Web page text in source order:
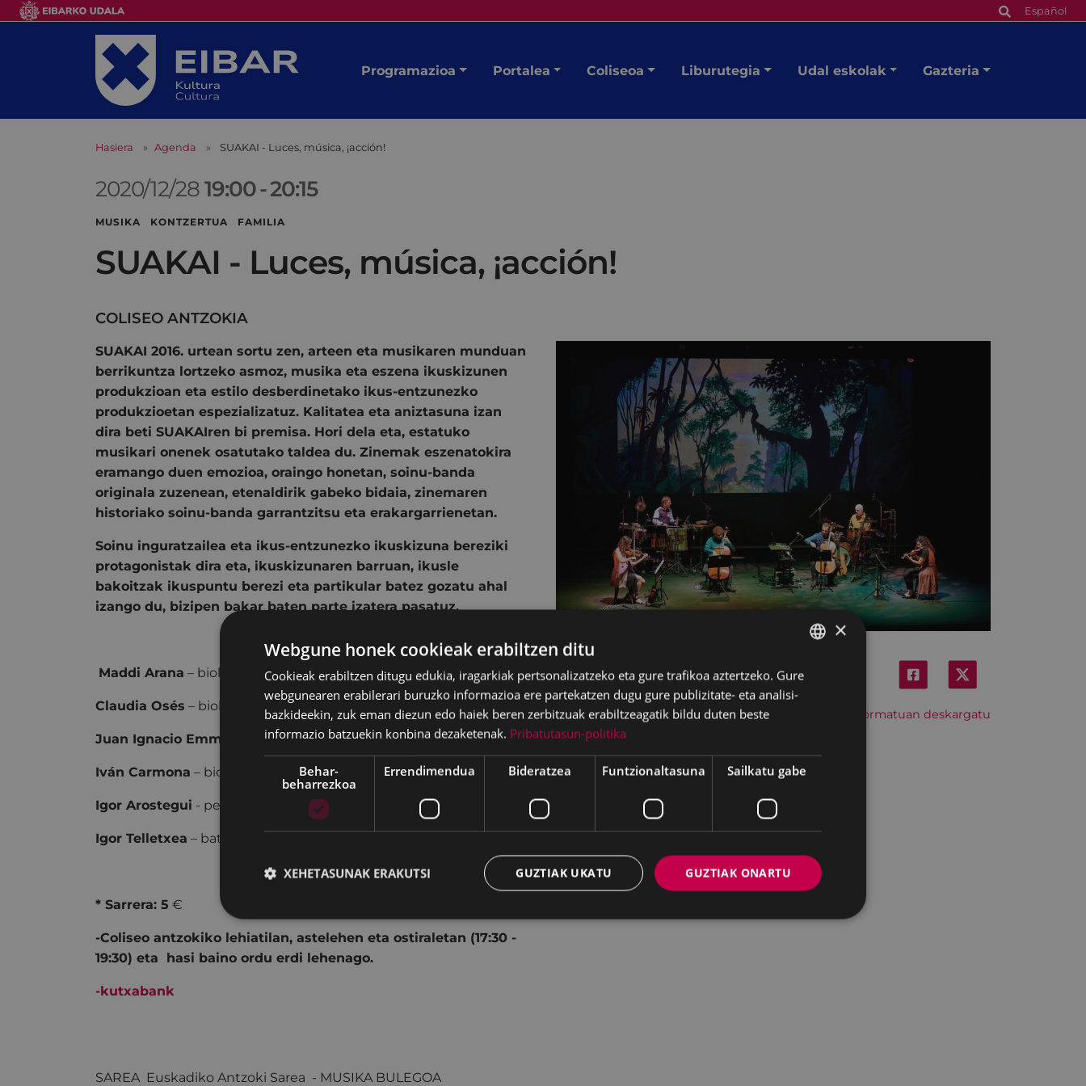
Español
Programazioa Portalea Coliseoa Liburutegia Udal eskolak Gazteria
Hasiera Agenda SUAKAI - Luces, música, ¡acción!
2020/12/2819:00-20:15
MUSIKA KONTZERTUA FAMILIA
SUAKAI - Luces, música, ¡acción!
COLISEO ANTZOKIA
Hitzordu hau iCal formatuan deskargatu
SUAKAI 2016. urtean sortu zen, arteen eta musikaren munduan
berrikuntza lortzeko asmoz, musika eta eszena ikuskizunen
produkzioan eta estilo desberdinetako ikus-entzunezko
produkzioetan espezializatuz. Kalitatea eta aniztasuna izan
dira beti SUAKAIren bi premisa. Hori dela eta, estatuko
musikari onenek osatutako taldea du. Zinemak eszenatokira
eramango duen emozioa, oraingo honetan, soinu-banda
originala zuzenean, etenaldirik gabeko bidaia, zinemaren
historiako soinu-banda garrantzitsu eta erakargarrienetan.
Soinu inguratzailea eta ikus-entzunezko ikuskizuna bereziki
protagonistak dira eta, ikuskizunaren barruan, ikusle
bakoitzak ikuspuntu berezi eta partikular batez gozatu ahal
izango du, bizipen bakar baten parte izatera pasatuz.
Maddi Arana – biolina
Claudia Osés – biolina, mandolina
Juan Ignacio Emme- biolontxeloa
Iván Carmona – biolontxeloa, flautak, duduk, gitarrak, teklatua
Igor Arostegui - perkusio sinfonikoa
Igor Telletxea – batería, tronboia
* Sarrera: 5 €
-Coliseo antzokiko lehiatilan, astelehen eta ostiraletan (17:30 -
19:30) eta hasi baino ordu erdi lehenago.
-kutxabank
SAREA Euskadiko Antzoki Sarea - MUSIKA BULEGOA
BASQUE
SPANISH
×
Webgune honek cookieak erabiltzen ditu
Cookieak erabiltzen ditugu edukia, iragarkiak pertsonalizatzeko eta gure trafikoa aztertzeko. Gure
webgunearen erabilerari buruzko informazioa ere partekatzen dugu gure publizitate- eta analisi-
bazkideekin, zuk eman diezun edo haiek beren zerbitzuak erabiltzeagatik bildu duten beste
informazio batzuekin konbina dezaketenak. Pribatutasun-politika
Behar-
beharrezkoa
Errendimendua Bideratzea Funtzionaltasuna Sailkatu gabe
GUZTIAK ONARTU
GUZTIAK UKATU
XEHETASUNAK ERAKUTSI